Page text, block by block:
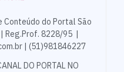
do Portal São
Reg.Prof. 8228/95 |
| (51)981846227
DO PORTAL NO